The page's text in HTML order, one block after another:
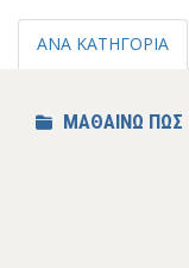
ΑΝΑ ΚΑΤΗΓΟΡΙΑ
ΜΑΘΑΙΝΩ ΠΩΣ